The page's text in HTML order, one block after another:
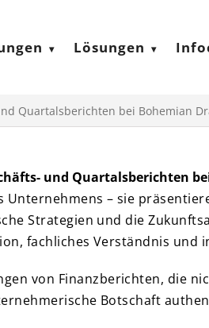
Lösungen
Quartalsberichten bei Bohemian
und Quartalsberichten
– sie
Strategien und die
fachliches Verständnis und
von Finanzberichten, die
Botschaft